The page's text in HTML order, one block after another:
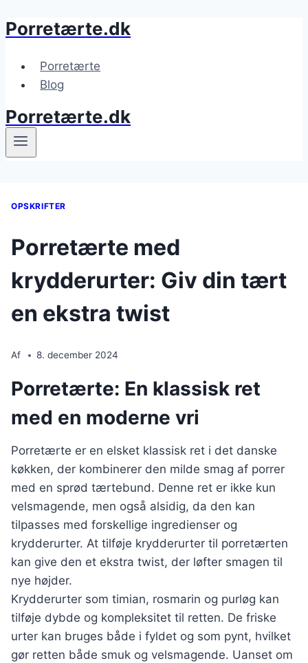
Fortsæt
indhold
Porretærte.dk
Porretærte
Blog
Porretærte.dk
OPSKRIFTER
Porretærte med
krydderurter: Giv din tært
en ekstra twist
Af 8. december 2024
Porretærte: En klassisk ret
med en moderne vri
Porretærte er en elsket klassisk ret i det danske
køkken, der kombinerer den milde smag af porrer
med en sprød tærtebund. Denne ret er ikke kun
velsmagende, men også alsidig, da den kan
tilpasses med forskellige ingredienser og
krydderurter. At tilføje krydderurter til porretærten
kan give den et ekstra twist, der løfter smagen til
nye højder.
Krydderurter som timian, rosmarin og purløg kan
tilføje dybde og kompleksitet til retten. De friske
urter kan bruges både i fyldet og som pynt, hvilket
gør retten både smuk og velsmagende. Uanset om